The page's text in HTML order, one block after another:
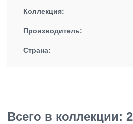
Коллекция:
Производитель:
Страна:
Всего в коллекции: 2